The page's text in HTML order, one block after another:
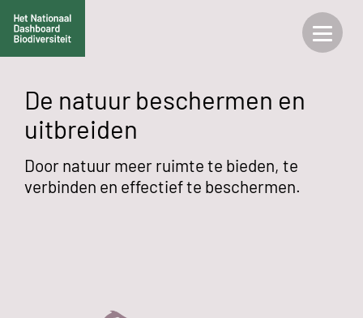
De natuur beschermen en
uitbreiden
Door natuur meer ruimte te bieden, te
verbinden en effectief te beschermen.